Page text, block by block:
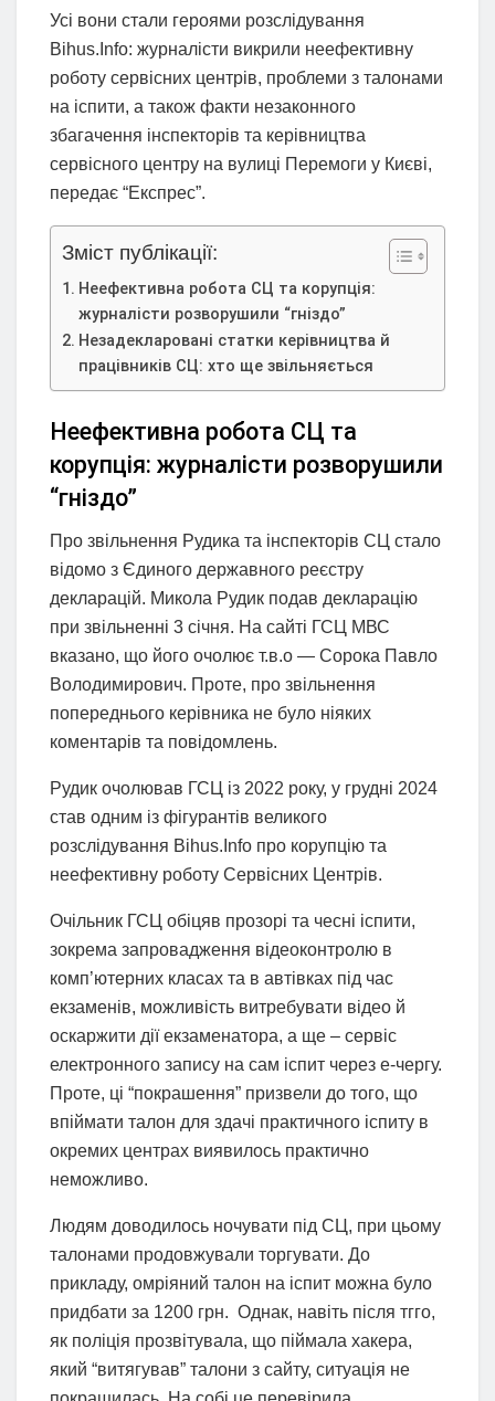
Усі вони стали героями розслідування
Bihus.Info: журналісти викрили неефективну
роботу сервісних центрів, проблеми з талонами
на іспити, а також факти незаконного
збагачення інспекторів та керівництва
сервісного центру на вулиці Перемоги у Києві,
передає “Експрес”.
Зміст публікації:
Неефективна робота СЦ та корупція:
журналісти розворушили “гніздо”
Незадекларовані статки керівництва й
працівників СЦ: хто ще звільняється
Неефективна робота СЦ та
корупція: журналісти розворушили
“гніздо”
Про звільнення Рудика та інспекторів СЦ стало
відомо з Єдиного державного реєстру
декларацій. Микола Рудик подав декларацію
при звільненні 3 січня. На сайті ГСЦ МВС
вказано, що його очолює т.в.о — Сорока Павло
Володимирович. Проте, про звільнення
попереднього керівника не було ніяких
коментарів та повідомлень.
Рудик очолював ГСЦ із 2022 року, у грудні 2024
став одним із фігурантів великого
розслідування Bihus.Info про корупцію та
неефективну роботу Сервісних Центрів.
Очільник ГСЦ обіцяв прозорі та чесні іспити,
зокрема запровадження відеоконтролю в
комп’ютерних класах та в автівках під час
екзаменів, можливість витребувати відео й
оскаржити дії екзаменатора, а ще – сервіс
електронного запису на сам іспит через е-чергу.
Проте, ці “покрашення” призвели до того, що
впіймати талон для здачі практичного іспиту в
окремих центрах виявилось практично
неможливо.
Людям доводилось ночувати під СЦ, при цьому
талонами продовжували торгувати. До
прикладу, омріяний талон на іспит можна було
придбати за 1200 грн. Однак, навіть після тгго,
як поліція прозвітувала, що піймала хакера,
який “витягував” талони з сайту, ситуація не